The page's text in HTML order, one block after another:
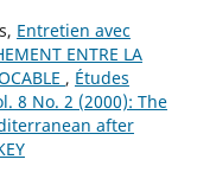
Entretien avec
ENTRE LA
, Études
8 No. 2 (2000): The
after